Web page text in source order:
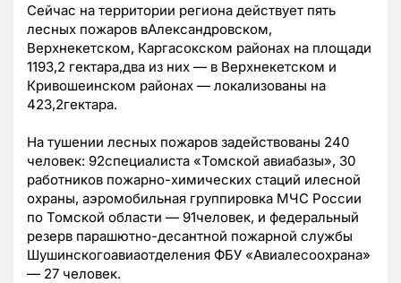
Сейчас на территории региона действует пять
лесных пожаров вАлександровском,
Верхнекетском, Каргасокском районах на площади
1193,2 гектара,два из них — в Верхнекетском и
Кривошеинском районах — локализованы на
423,2гектара.
На тушении лесных пожаров задействованы 240
человек: 92специалиста «Томской авиабазы», 30
работников пожарно-химических стаций илесной
охраны, аэромобильная группировка МЧС России
по Томской области — 91человек, и федеральный
резерв парашютно-десантной пожарной службы
Шушинскогоавиаотделения ФБУ «Авиалесоохрана»
— 27 человек.